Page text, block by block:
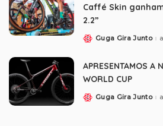
Caffé Skin
2.2”
Guga Gira Junto
APRESENTAMOS A
WORLD CUP
Guga Gira Junto